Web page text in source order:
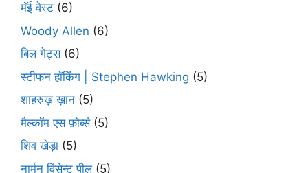
मॅई वेस्ट (6)
Woody Allen (6)
बिल गेट्स(6)
स्टीफन हॉकिंग | Stephen Hawking (5)
शाहरुख़ ख़ान (5)
मैल्कॉम एस फ़ोर्ब्स(5)
शिव खेड़ा (5)
नार्मन विंसेन्ट पील(5)